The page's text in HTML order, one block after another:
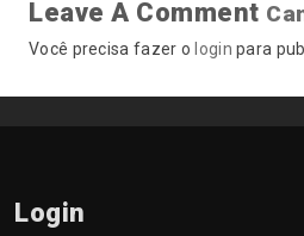
Leave A Comment
Você precisa fazer o login para
Login